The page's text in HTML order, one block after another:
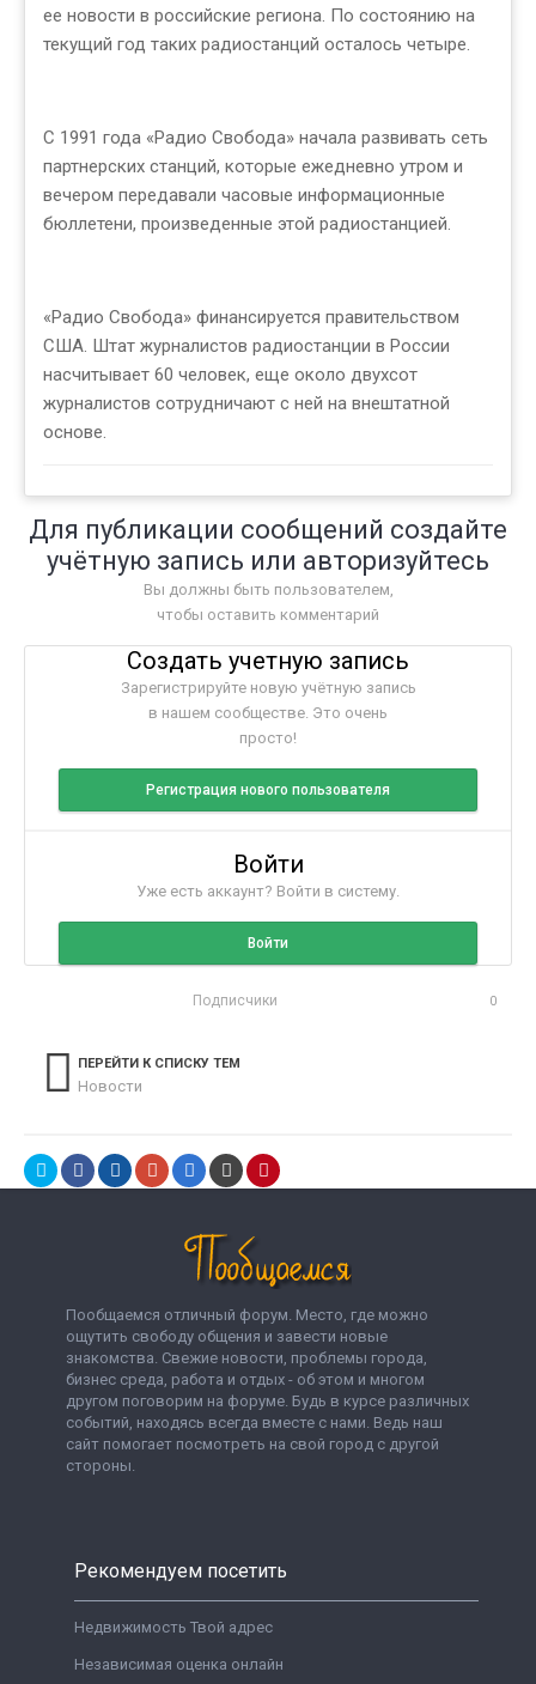
ее новости в российские региона. По состоянию на
текущий год таких радиостанций осталось четыре.
С 1991 года «Радио Свобода» начала развивать сеть
партнерских станций, которые ежедневно утром и
вечером передавали часовые информационные
бюллетени, произведенные этой радиостанцией.
«Радио Свобода» финансируется правительством
США. Штат журналистов радиостанции в России
насчитывает 60 человек, еще около двухсот
журналистов сотрудничают с ней на внештатной
основе.
Для публикации сообщений создайте
учётную запись или авторизуйтесь
Вы должны быть пользователем,
чтобы оставить комментарий
Создать учетную запись
Зарегистрируйте новую учётную запись
в нашем сообществе. Это очень
просто!
Регистрация нового пользователя
Войти
Уже есть аккаунт? Войти в систему.
Войти
Подписчики 0
ПЕРЕЙТИ К СПИСКУ ТЕМ
Новости
Пообщаемся отличный форум. Место, где можно
ощутить свободу общения и завести новые
знакомства. Свежие новости, проблемы города,
бизнес среда, работа и отдых - об этом и многом
другом поговорим на форуме. Будь в курсе различных
событий, находясь всегда вместе с нами. Ведь наш
сайт помогает посмотреть на свой город с другой
стороны.
Рекомендуем посетить
Недвижимость Твой адрес
Независимая оценка онлайн